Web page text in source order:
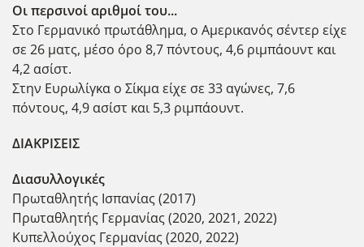
Οι περσινοί αριθμοί του...
Στo Γερμανικό πρωτάθλημα, ο Αμερικανός σέντερ είχε
σε 26 ματς, μέσο όρο 8,7 πόντους, 4,6 ριμπάουντ και
4,2 ασίστ.
Στην Ευρωλίγκα ο Σίκμα είχε σε 33 αγώνες, 7,6
πόντους, 4,9 ασίστ και 5,3 ριμπάουντ.
ΔΙΑΚΡΙΣΕΙΣ
Διασυλλογικές
Πρωταθλητής Ισπανίας (2017)
Πρωταθλητής Γερμανίας (2020, 2021, 2022)
Κυπελλούχος Γερμανίας (2020, 2022)